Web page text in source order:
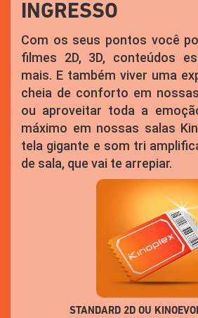
INGRESSO
Com os seus pontos você
filmes 2D, 3D, conteúdos
mais. E também viver uma
cheia de conforto em
ou aproveitar toda a
máximo em nossas salas
tela gigante e som tri
de sala, que vai te arrepiar.
STANDARD 2D OU